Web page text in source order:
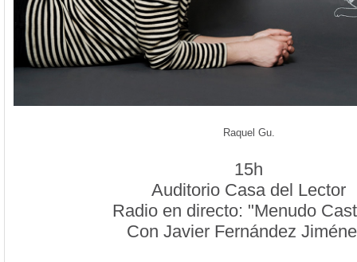
Raquel Gu.
15h
Auditorio Casa del Lector
Radio en directo: "Menudo
Con Javier Fernández